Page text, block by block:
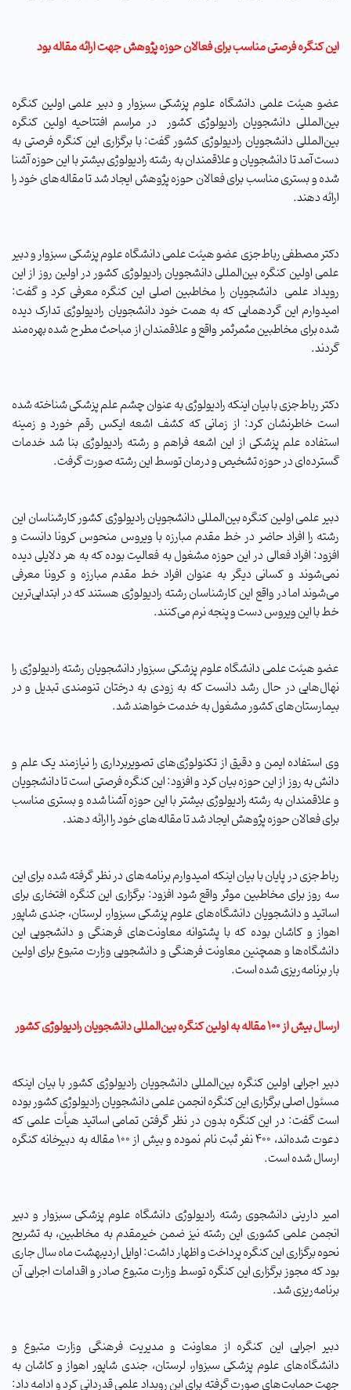
این کنگره فرصتی مناسب برای فعالان حوزه پژوهش جهت ارائه مقاله‌ بود
عضو هیئت علمی دانشگاه علوم پزشکی سبزوار و دبیر علمی اولین کنگره
بین‌المللی دانشجویان رادیولوژی کشور در مراسم افتتاحیه اولین کنگره
بین‌المللی دانشجویان رادیولوژی کشور گفت: با برگزاری این کنگره فرصتی به
دست آمد تا دانشجویان و علاقمندان به رشته رادیولوژی بیشتر با این حوزه آشنا
شده و بستری مناسب برای فعالان حوزه پژوهش ایجاد شد تا مقاله‌های خود را
ارائه دهند.
دکتر مصطفی رباط‌جزی عضو هیئت علمی دانشگاه علوم پزشکی سبزوار و دبیر
علمی اولین کنگره بین‌المللی دانشجویان رادیولوژی کشور در اولین روز از این
رویداد علمی دانشجویان را مخاطبین اصلی این کنگره معرفی کرد و گفت:
امیدوارم این گردهمایی که به همت خود دانشجویان رادیولوژی تدارک دیده
شده برای مخاطبین مثمرثمر واقع و علاقمندان از مباحث مطرح شده بهره‌مند
گردند.
دکتر رباط‌جزی با بیان اینکه رادیولوژی به عنوان چشم علم پزشکی شناخته شده
است خاطرنشان کرد: از زمانی که کشف اشعه ایکس رقم خورد و زمینه
استفاده علم پزشکی از این اشعه فراهم و رشته رادیولوژی بنا شد خدمات
گسترده‌ای در حوزه تشخیص و درمان توسط این رشته صورت گرفت.
دبیر علمی اولین کنگره بین‌المللی دانشجویان رادیولوژی کشور کارشناسان این
رشته را افراد حاضر در خط مقدم مبارزه با ویروس منحوس کرونا دانست و
افزود: افراد فعالی در این حوزه مشغول به فعالیت بوده که به هر دلایلی دیده
نمی‌شوند و کسانی دیگر به عنوان افراد خط مقدم مبارزه و کرونا معرفی
می‌شوند اما در واقع این کارشناسان رشته رادیولوژی هستند که در ابتدایی‌ترین
خط با این ویروس دست و پنجه نرم می‌کنند.
عضو هیئت علمی دانشگاه علوم پزشکی سبزوار دانشجویان رشته رادیولوژی را
نهال‌هایی در حال رشد دانست که به زودی به درختان تنومندی تبدیل و در
بیمارستان‌های کشور مشغول به خدمت خواهند شد.
وی استفاده ایمن و دقیق از تکنولوژی‌های تصویربرداری را نیازمند یک علم و
دانش به روز از این حوزه بیان کرد و افزود: این کنگره فرصتی است تا دانشجویان
و علاقمندان به رشته رادیولوژی بیشتر با این حوزه آشنا شده و بستری مناسب
برای فعالان حوزه پژوهش ایجاد شد تا مقاله‌های خود را ارائه دهند.
رباط‌جزی در پایان با بیان اینکه امیدوارم برنامه‌های در نظر گرفته شده برای این
سه روز برای مخاطبین موثر واقع شود افزود: برگزاری این کنگره افتخاری برای
اساتید و دانشجویان دانشگاه‌های علوم پزشکی سبزوار، لرستان، جندی شاپور
اهواز و کاشان بوده که با پشتوانه معاونت‌های فرهنگی و دانشجویی این
دانشگاه‌ها و همچنین معاونت فرهنگی و دانشجویی وزارت متبوع برای اولین
بار برنامه‌ریزی شده است.
ارسال بیش از ۱۰۰ مقاله به اولین کنگره بین‌المللی دانشجویان رادیولوژی کشور
دبیر اجرایی اولین کنگره بین‌المللی دانشجویان رادیولوژی کشور با بیان اینکه
مسئول اصلی برگزاری این کنگره انجمن علمی دانشجویان رادیولوژی کشور بوده
است گفت: در این کنگره بدون در نظر گرفتن تمامی اساتید هیأت علمی که
دعوت شده‌اند، ۴۰۰ نفر ثبت نام نموده و بیش از ۱۰۰ مقاله به دبیرخانه کنگره
ارسال شده است.
امیر دارینی دانشجوی رشته رادیولوژی دانشگاه علوم پزشکی سبزوار و دبیر
انجمن علمی کشوری این رشته نیز ضمن خیرمقدم به مخاطبین، به تشریح
نحوه برگزاری این کنگره پرداخت و اظهار داشت: اوایل اردیبهشت ماه سال جاری
بود که مجوز برگزاری این کنگره توسط وزارت متبوع صادر و اقدامات اجرایی آن
برنامه‌ریزی شد.
دبیر اجرایی این کنگره از معاونت و مدیریت فرهنگی وزارت متبوع و
دانشگاه‌های علوم پزشکی سبزوار، لرستان، جندی شاپور اهواز و کاشان به
جهت حمایت‌های صورت گرفته برای این رویداد علمی قدردانی کرد و ادامه داد: